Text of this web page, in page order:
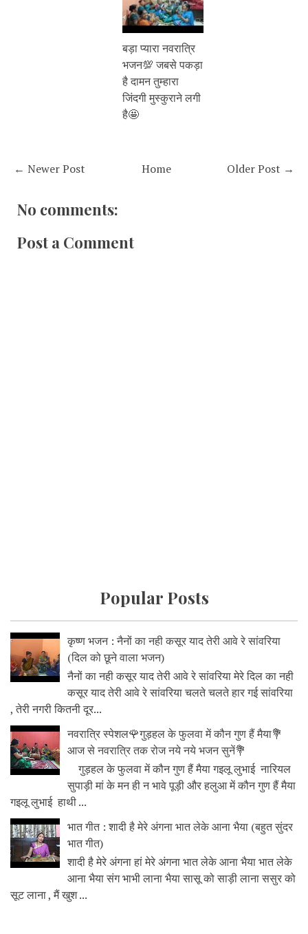
बड़ा प्यारा नवरात्रि
भजन💯 जबसे पकड़ा
है दामन तुम्हारा
जिंदगी मुस्कुराने लगी
है🤩
← Newer Post Older Post →
Home
No comments:
Post a Comment
Popular Posts
कृष्ण भजन : नैनों का नही कसूर याद तेरी आवे रे सांवरिया
(दिल को छूने वाला भजन)
नैनों का नही कसूर याद तेरी आवे रे सांवरिया मेरे दिल का नही
कसूर याद तेरी आवे रे सांवरिया चलते चलते हार गई सांवरिया
, तेरी नगरी कितनी दूर...
नवरात्रि स्पेशल🌹गुड़हल के फुलवा में कौन गुण हैं मैया💐
आज से नवरात्रि तक रोज नये नये भजन सुनें💐
गुड़हल के फुलवा में कौन गुण हैं मैया गइलू लुभाई नारियल
सुपाड़ी मां के मन ही न भावे पूड़ी और हलुआ में कौन गुण हैं मैया
गइलू लुभाई हाथी ...
भात गीत : शादी है मेरे अंगना भात लेके आना भैया (बहुत सुंदर
भात गीत)
शादी है मेरे अंगना हां मेरे अंगना भात लेके आना भैया भात लेके
आना भैया संग भाभी लाना भैया सासू को साड़ी लाना ससुर को
सूट लाना , मैं खुश ...